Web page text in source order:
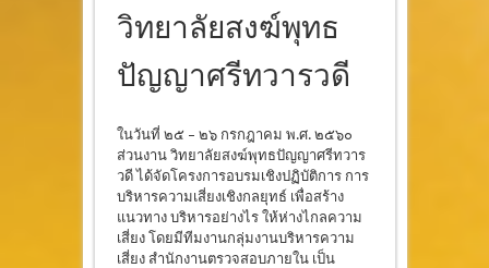
วิทยาลัยสงฆ์พุทธ
ปัญญาศรีทวารวดี
ในวันที่ ๒๕ – ๒๖ กรกฎาคม พ.ศ. ๒๕๖๐
ส่วนงาน วิทยาลัยสงฆ์พุทธปัญญาศรีทวาร
วดี ได้จัดโครงการอบรมเชิงปฏิบัติการ การ
บริหารความเสี่ยงเชิงกลยุทธ์ เพื่อสร้าง
แนวทาง บริหารอย่างไร ให้ห่างไกลความ
เสี่ยง โดยมีทีมงานกลุ่มงานบริหารความ
เสี่ยง สำนักงานตรวจสอบภายใน เป็น